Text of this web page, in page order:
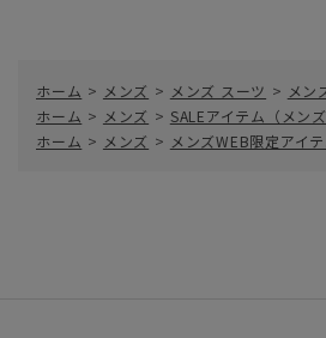
ホーム > メンズ > メンズ スーツ > メン
ホーム > メンズ > SALEアイテム（メンズ
ホーム > メンズ > メンズWEB限定アイ